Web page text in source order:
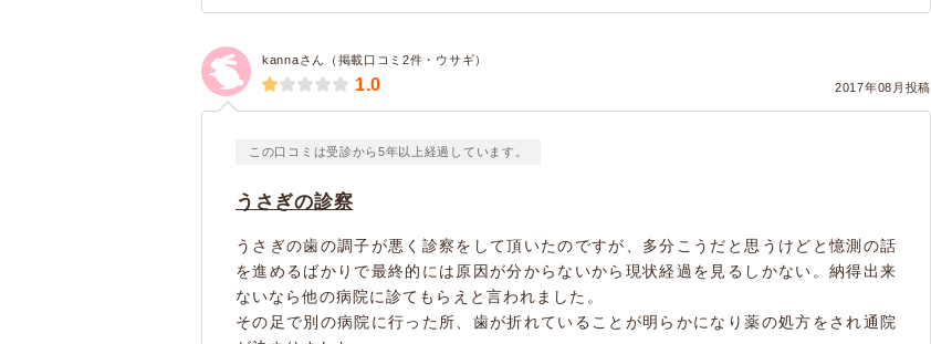
kannaさん（掲載口コミ2件・ウサギ）
2017年08月投稿
1.0
この口コミは受診から5年以上経過しています。
うさぎの診察
うさぎの歯の調子が悪く診察をして頂いたのですが、多分こうだと思うけどと憶測の話
を進めるばかりで最終的には原因が分からないから現状経過を見るしかない。納得出来
ないなら他の病院に診てもらえと言われました。
その足で別の病院に行った所、歯が折れていることが明らかになり薬の処方をされ通院